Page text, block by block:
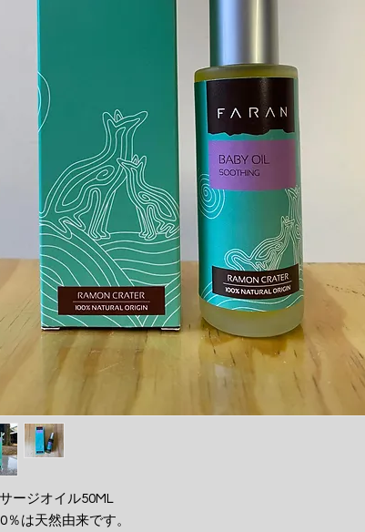
ージオイル50ML
％は天然由来です。